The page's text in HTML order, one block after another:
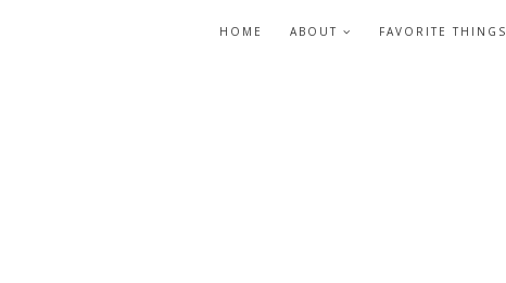
HOME ABOUT FAVORITE THINGS